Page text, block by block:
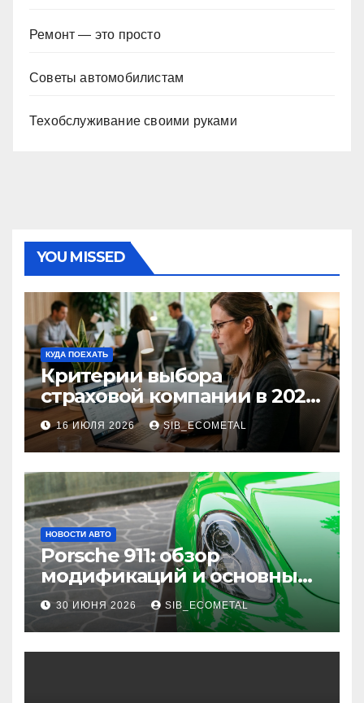
Ремонт — это просто
Советы автомобилистам
Техобслуживание своими руками
YOU MISSED
КУДА ПОЕХАТЬ
Критерии выбора
страховой компании в 2026
году: надежность и
реальные отзывы о
выплатах
16 ИЮЛЯ 2026 SIB_ECOMETAL
НОВОСТИ АВТО
Porsche 911: обзор
модификаций и основные
характеристики
30 ИЮНЯ 2026 SIB_ECOMETAL